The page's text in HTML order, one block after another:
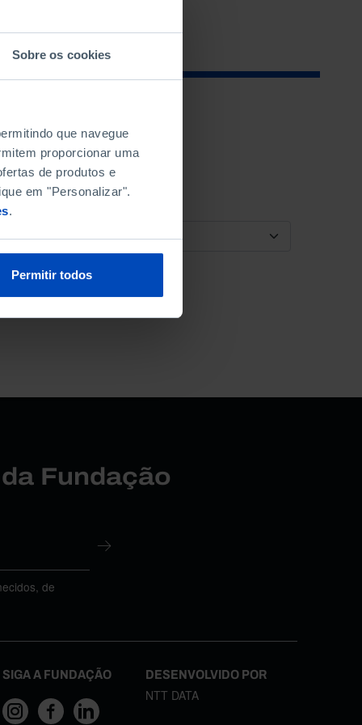
Sobre os cookies
que navegue
proporcionar uma
de produtos e
em "Personalizar".
.
Permitir todos
ORDENAR POR
Fundação
de
SIGA A FUNDAÇÃO DESENVOLVIDO POR
NTT DATA